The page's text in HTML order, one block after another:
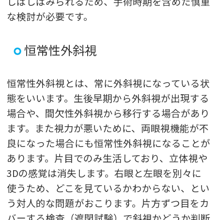
な検討が必要です。
恒常性外斜視
恒常性外斜視とは、常に外斜視になっている状
態をいいます。生後早期から外斜視が出現する
場合や、間欠性外斜視から移行する場合があり
ます。また視力が悪いために、両眼視機能が不
良になった場合にも恒常性外斜視になることが
あります。片目でのみ生活しており、立体視や
3Dの感覚は消失します。右眼と左眼を別々に
使うため、どこを見ているかわからない、とい
う対人的な問題がおこります。片方ずつ目をカ